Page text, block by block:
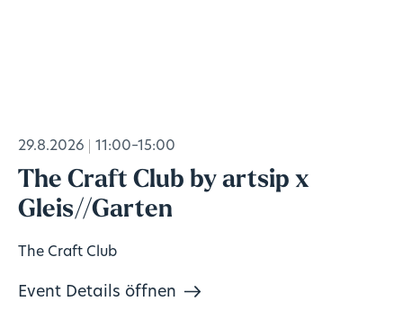
29.8.2026 11:00–15:00
The Craft Club by artsip x
Gleis//Garten
The Craft Club
Event Details öffnen